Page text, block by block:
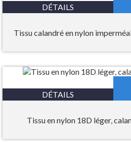
DÉTAILS
Tissu calandré en nylon
DÉTAILS
Tissu en nylon 18D léger,